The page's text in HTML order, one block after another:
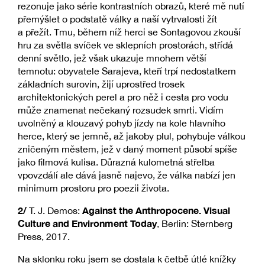
rezonuje jako série kontrastních obrazů, které mě nutí
přemýšlet o podstatě války a naší vytrvalosti žít
a přežít. Tmu, během níž herci se Sontagovou zkouší
hru za světla svíček ve sklepních prostorách, střídá
denní světlo, jež však ukazuje mnohem větší
temnotu: obyvatele Sarajeva, kteří trpí nedostatkem
základních surovin, žijí uprostřed trosek
architektonických perel a pro něž i cesta pro vodu
může znamenat nečekaný rozsudek smrti. Vidím
uvolněný a klouzavý pohyb jízdy na kole hlavního
herce, který se jemně, až jakoby plul, pohybuje válkou
zničeným městem, jež v daný moment působí spíše
jako filmová kulisa. Důrazná kulometná střelba
vpovzdálí ale dává jasně najevo, že válka nabízí jen
minimum prostoru pro poezii života.
2/ T. J. Demos: Against the Anthropocene. Visual
Culture and Environment Today, Berlin: Sternberg
Press, 2017.
Na sklonku roku jsem se dostala k četbě útlé knížky